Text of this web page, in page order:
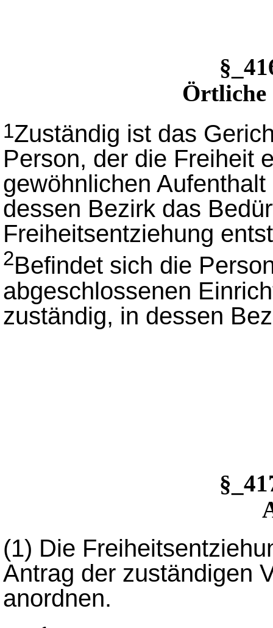
Örtliche
1Zuständig ist das
Person, der die Freiheit
gewöhnlichen
dessen Bezirk das
Freiheitsentziehung
2Befindet sich die
abgeschlossenen
zuständig, in dessen
(1) Die
Antrag der zuständigen
anordnen.